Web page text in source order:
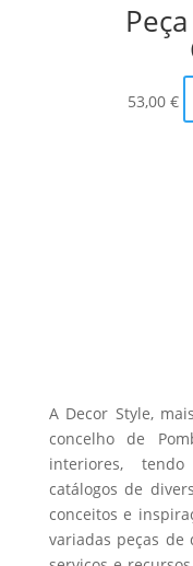
53,00€
A Decor Style,
concelho de
interiores,
catálogos de
conceitos e
variadas peças de